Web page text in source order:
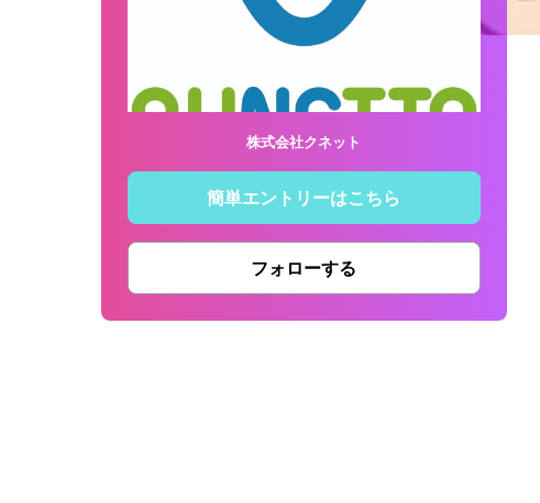
株式会社クネット
簡単エントリーはこちら
フォローする